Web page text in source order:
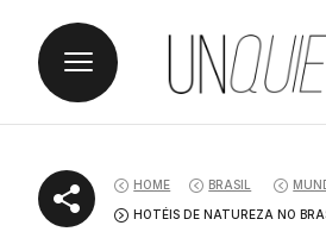
content
HOME BRASIL
HOTÉIS DE NATUREZA NO